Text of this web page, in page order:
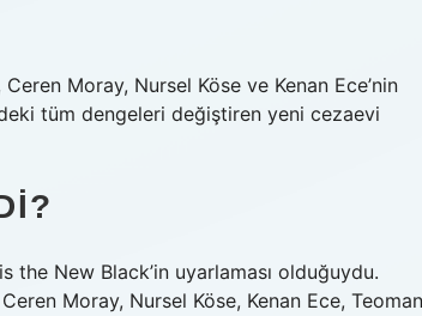
Moray, Nursel Köse ve Kenan Ece’nin
tüm dengeleri değiştiren yeni cezaevi
the New Black’in uyarlaması olduğuydu.
Moray, Nursel Köse, Kenan Ece, Teoman